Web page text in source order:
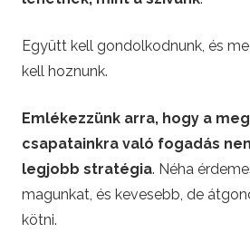
Együtt kell gondolkodnunk, és
kell hoznunk.
Emlékezzünk arra, hogy a
csapatainkra való fogadás
legjobb stratégia. Néha
magunkat, és kevesebb, de
kötni.